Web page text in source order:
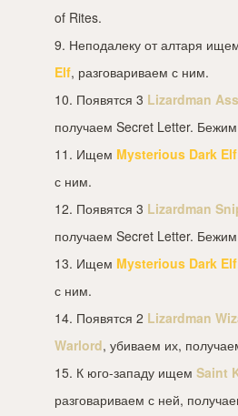
of Rites.
9. Неподалеку от алтаря
Elf, разговариваем с ним.
10. Появятся 3 Lizardman
получаем Secret Letter.
11. Ищем Mysterious Dark Elf
с ним.
12. Появятся 3 Lizardman
получаем Secret Letter.
13. Ищем Mysterious Dark Elf
с ним.
14. Появятся 2 Lizardman
Warlord, убиваем их,
15. К юго-западу ищем Saint
разговариваем с ней,